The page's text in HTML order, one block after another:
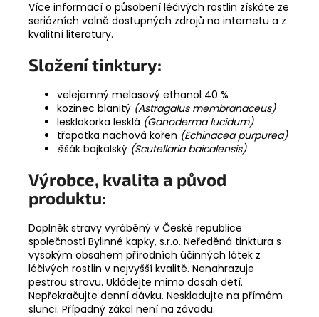
Více informací o působení léčivých rostlin získáte ze
seriózních volně dostupných zdrojů na internetu a z
kvalitní literatury.
Složení tinktury:
velejemný melasový ethanol 40 %
kozinec blanitý (Astragalus membranaceus)
lesklokorka lesklá (Ganoderma lucidum)
třapatka nachová kořen (Echinacea purpurea)
šišák bajkalský (Scutellaria baicalensis)
Výrobce, kvalita a původ
produktu:
Doplněk stravy vyráběný v České republice
společností Bylinné kapky, s.r.o. Neředěná tinktura s
vysokým obsahem přírodních účinných látek z
léčivých rostlin v nejvyšší kvalitě. Nenahrazuje
pestrou stravu. Ukládejte mimo dosah dětí.
Nepřekračujte denní dávku. Neskladujte na přímém
slunci. Případný zákal není na závadu.